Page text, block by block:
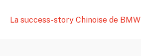
La success-story Chinoise de BMW